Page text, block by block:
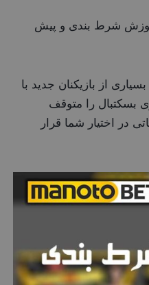
شرط بندی و پیش
از بازیکنان جدید با
بسکتبال را متوقف
در اختیار شما قرار